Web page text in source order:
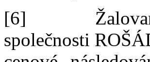
[6]
společnosti